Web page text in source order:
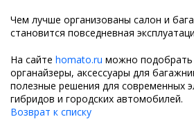
Чем лучше организованы салон и
становится повседневная
На сайте homato.ru можно подобрать
органайзеры, аксессуары для
полезные решения для современных
гибридов и городских автомобилей.
Возврат к списку